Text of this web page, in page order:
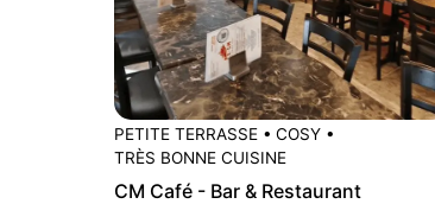
PETITE TERRASSE • COSY•
TRÈS BONNE CUISINE
CM Café - Bar & Restaurant